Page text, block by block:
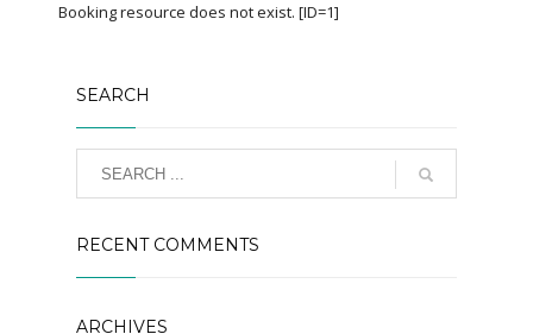
Booking resource does not exist. [ID=1]
SEARCH
RECENT COMMENTS
ARCHIVES